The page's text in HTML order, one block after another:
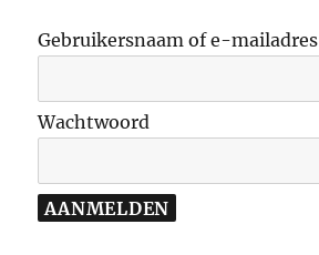
Gebruikersnaam of e-mailadres
Wachtwoord